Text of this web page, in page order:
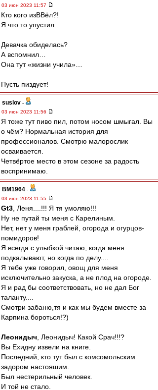
03 июн 2023 11:57
Кто кого изВВёл?!
Я что то упустил…
Девачка обиделась?
А вспомнил…
Она тут «жизни учила»…
Пусть пиздует!
suslov -
03 июн 2023 11:56
Я тоже тут пиво пил, потом носом шмыгал. Вы
о чём? Нормальная история для
профессионалов. Смотрю малорослик
осваивается.
Четвёртое место в этом сезоне за радость
воспринимаю.
BM1964 -
03 июн 2023 11:55
Gt3 , Леня....!!! Я тя умоляю!!!
Ну не путай ты меня с Карелиным.
Нет, нет у меня граблей, огорода и огурцов-
помидоров!
Я всегда с улыбкой читаю, когда меня
подкалывают, но когда по делу....
Я тебе уже говорил, овощ для меня
исключительно закуска, а не плод на огороде.
Я и рад бы соответствовать, но не дал Бог
таланту....
Смотри забаню,тя и как мы будем вместе за
Карпина бороться!?)
Леонидыч , Леонидыч! Какой Срач!!!?
Вы Ехидну извели на книге.
Последний, кто тут был с комсомольским
задором настояшим.
Был нестерильный человек.
И той не стало.